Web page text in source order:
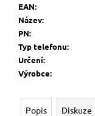
EAN:
Název:
PN:
Typ telefonu:
Určení:
Výrobce:
Popis Diskuze
u
u
e